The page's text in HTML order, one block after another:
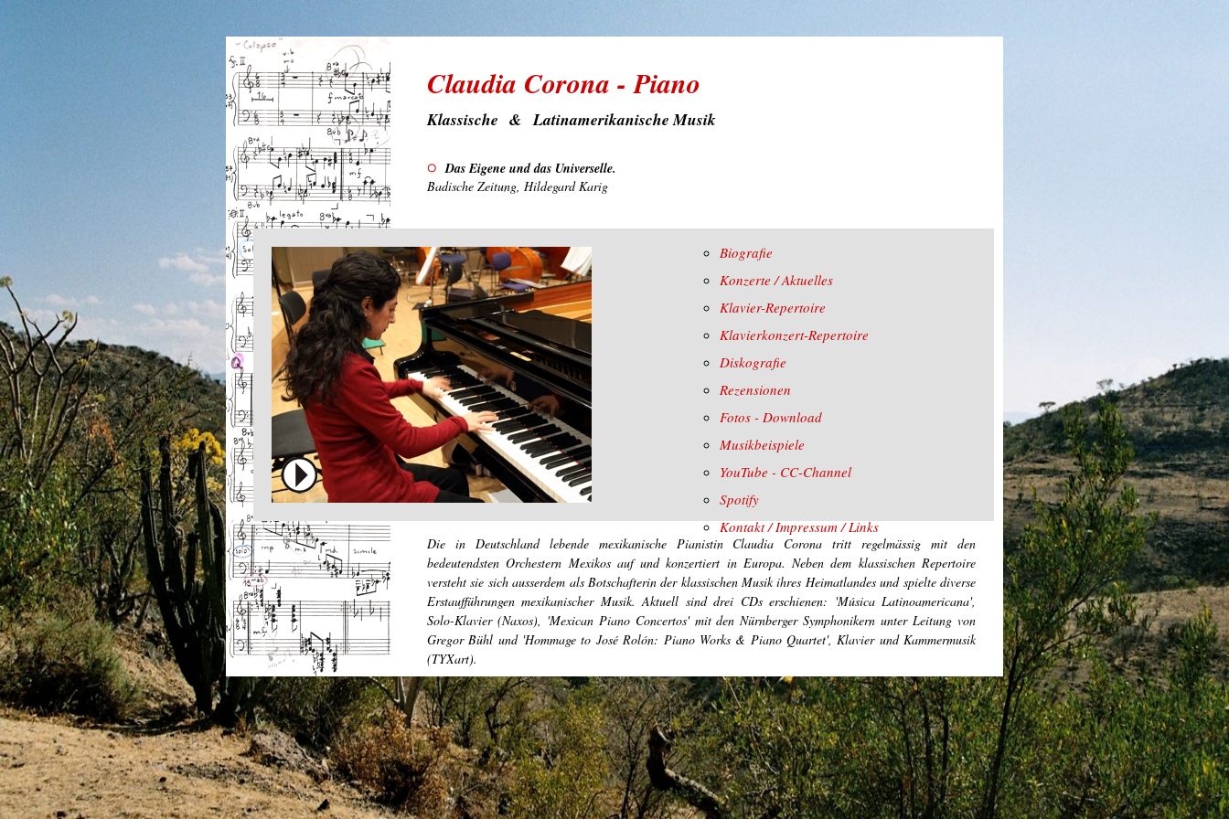
Claudia Corona - Piano
Klassische & Latinamerikanische Musik
Das Eigene und das Universelle.
Badische Zeitung, Hildegard Karig
Biografie
Konzerte / Aktuelles
Klavier-Repertoire
Klavierkonzert-Repertoire
Diskografie
Rezensionen
Fotos - Download
Musikbeispiele
YouTube - CC-Channel
Spotify
Kontakt / Impressum / Links
Die in Deutschland lebende mexikanische Pianistin Claudia Corona tritt regelmässig mit den
bedeutendsten Orchestern Mexikos auf und konzertiert in Europa. Neben dem klassischen Repertoire
versteht sie sich ausserdem als Botschafterin der klassischen Musik ihres Heimatlandes und spielte diverse
Erstaufführungen mexikanischer Musik. Aktuell sind drei CDs erschienen: 'Música Latinoamericana',
Solo-Klavier (Naxos), 'Mexican Piano Concertos' mit den Nürnberger Symphonikern unter Leitung von
Gregor Bühl und 'Hommage to José Rolón: Piano Works & Piano Quartet', Klavier und Kammermusik
(TYXart).